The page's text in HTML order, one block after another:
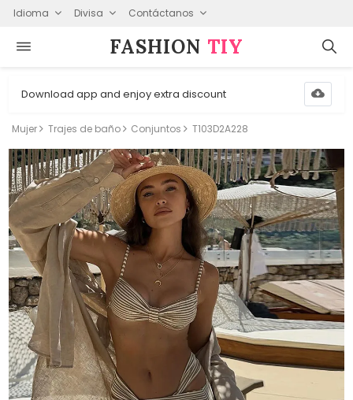
Idioma Divisa Contáctanos
FASHION⁠ TIY
Download app and enjoy extra discount
Mujer Trajes de baño Conjuntos T103D2A228